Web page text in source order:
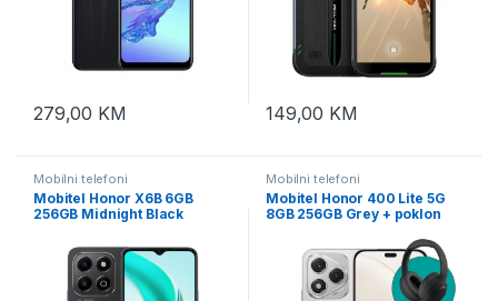
279,00 KM 149,00 KM
Mobilni telefoni
Mobitel Honor X6B 6GB
256GB Midnight Black
Mobilni telefoni
Mobitel Honor 400 Lite 5G
8GB 256GB Grey + poklon